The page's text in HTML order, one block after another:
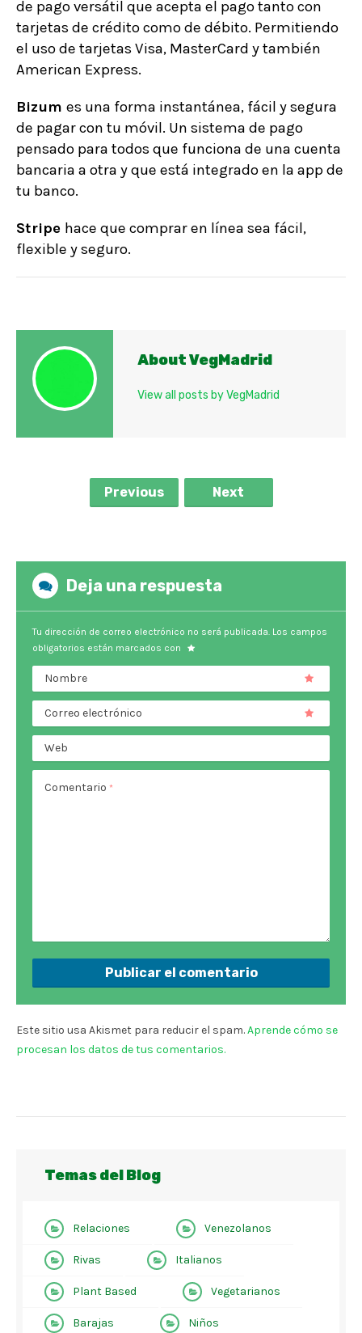
de pago versátil que acepta el pago tanto con
tarjetas de crédito como de débito. Permitiendo
el uso de tarjetas Visa, MasterCard y también
American Express.
Bizum es una forma instantánea, fácil y segura
de pagar con tu móvil. Un sistema de pago
pensado para todos que funciona de una cuenta
bancaria a otra y que está integrado en la app de
tu banco.
Stripe hace que comprar en línea sea fácil,
flexible y seguro.
About VegMadrid
View all posts by VegMadrid
Previous Next
Deja una respuesta
Tu dirección de correo electrónico no será publicada. Los campos
obligatorios están marcados con
Nombre
Correo electrónico
Web
Comentario *
Este sitio usa Akismet para reducir el spam.Aprende cómo se
procesan los datos de tus comentarios.
Temas del Blog
Relaciones Venezolanos
Rivas Italianos
Plant Based Vegetarianos
Barajas Niños